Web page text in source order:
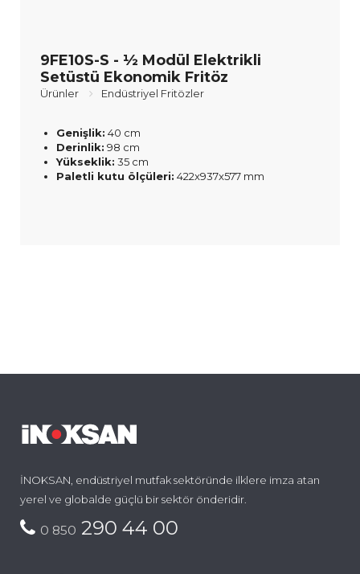
9FE10S-S - ½ Modül Elektrikli
Setüstü Ekonomik Fritöz
Ürünler Endüstriyel Fritözler
Genişlik: 40 cm
Derinlik: 98 cm
Yükseklik: 35 cm
Paletli kutu ölçüleri: 422x937x577 mm
İNOKSAN, endüstriyel mutfak sektöründe ilklere imza atan
yerel ve globalde güçlü bir sektör önderidir.
0 850 290 44 00